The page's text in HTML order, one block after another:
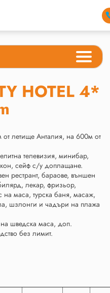
HOTEL 4*
летище Анталия, на 600м от
телевизия, минибар,
сейф с/у доплащане.
рестрант, бараове, външен
лекар, фризьор,
маса, турска баня, масаж,
шзлонги и чадъри на плажа
шведска маса, доп.
без лимит.